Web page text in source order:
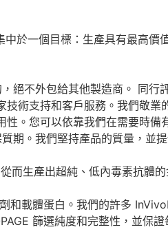
於一個目標：生產具有最高價
絕不外包給其他製造商。 同行
術支持和客戶服務。我們敬
。您可以依靠我們在需要時
期。我們堅持產品的質量，並
而生產出超純、低內毒素抗體的
和載體蛋白。我們的許多
篩選純度和完整性，並保